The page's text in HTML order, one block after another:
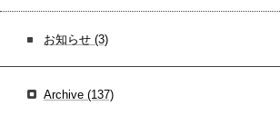
お知らせ (3)
Archive (137)